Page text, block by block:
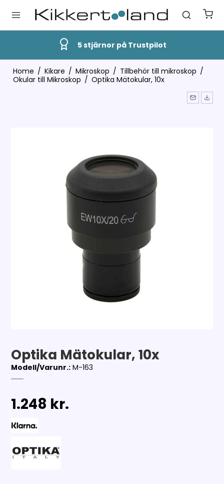
på Trustpilot
Home / Kikare / Mikroskop / Tillbehör till mikroskop /
Okular till Mikroskop / Optika Mätokular, 10x
Optika Mätokular, 10x
Modell/Varunr.: M-163
1.248 kr.